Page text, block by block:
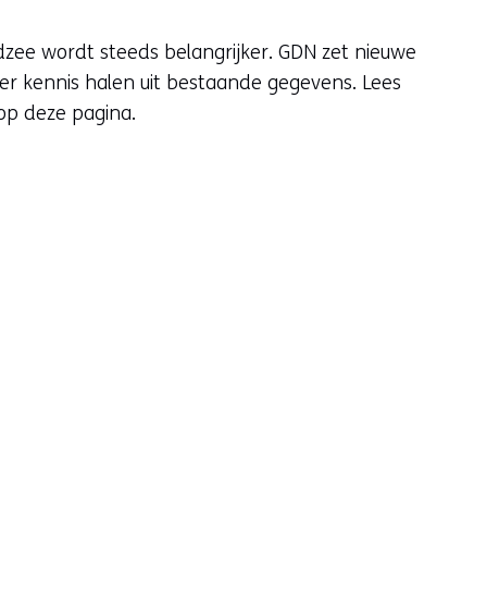
wordt steeds belangrijker. GDN zet nieuwe
kennis halen uit bestaande gegevens. Lees
deze pagina.